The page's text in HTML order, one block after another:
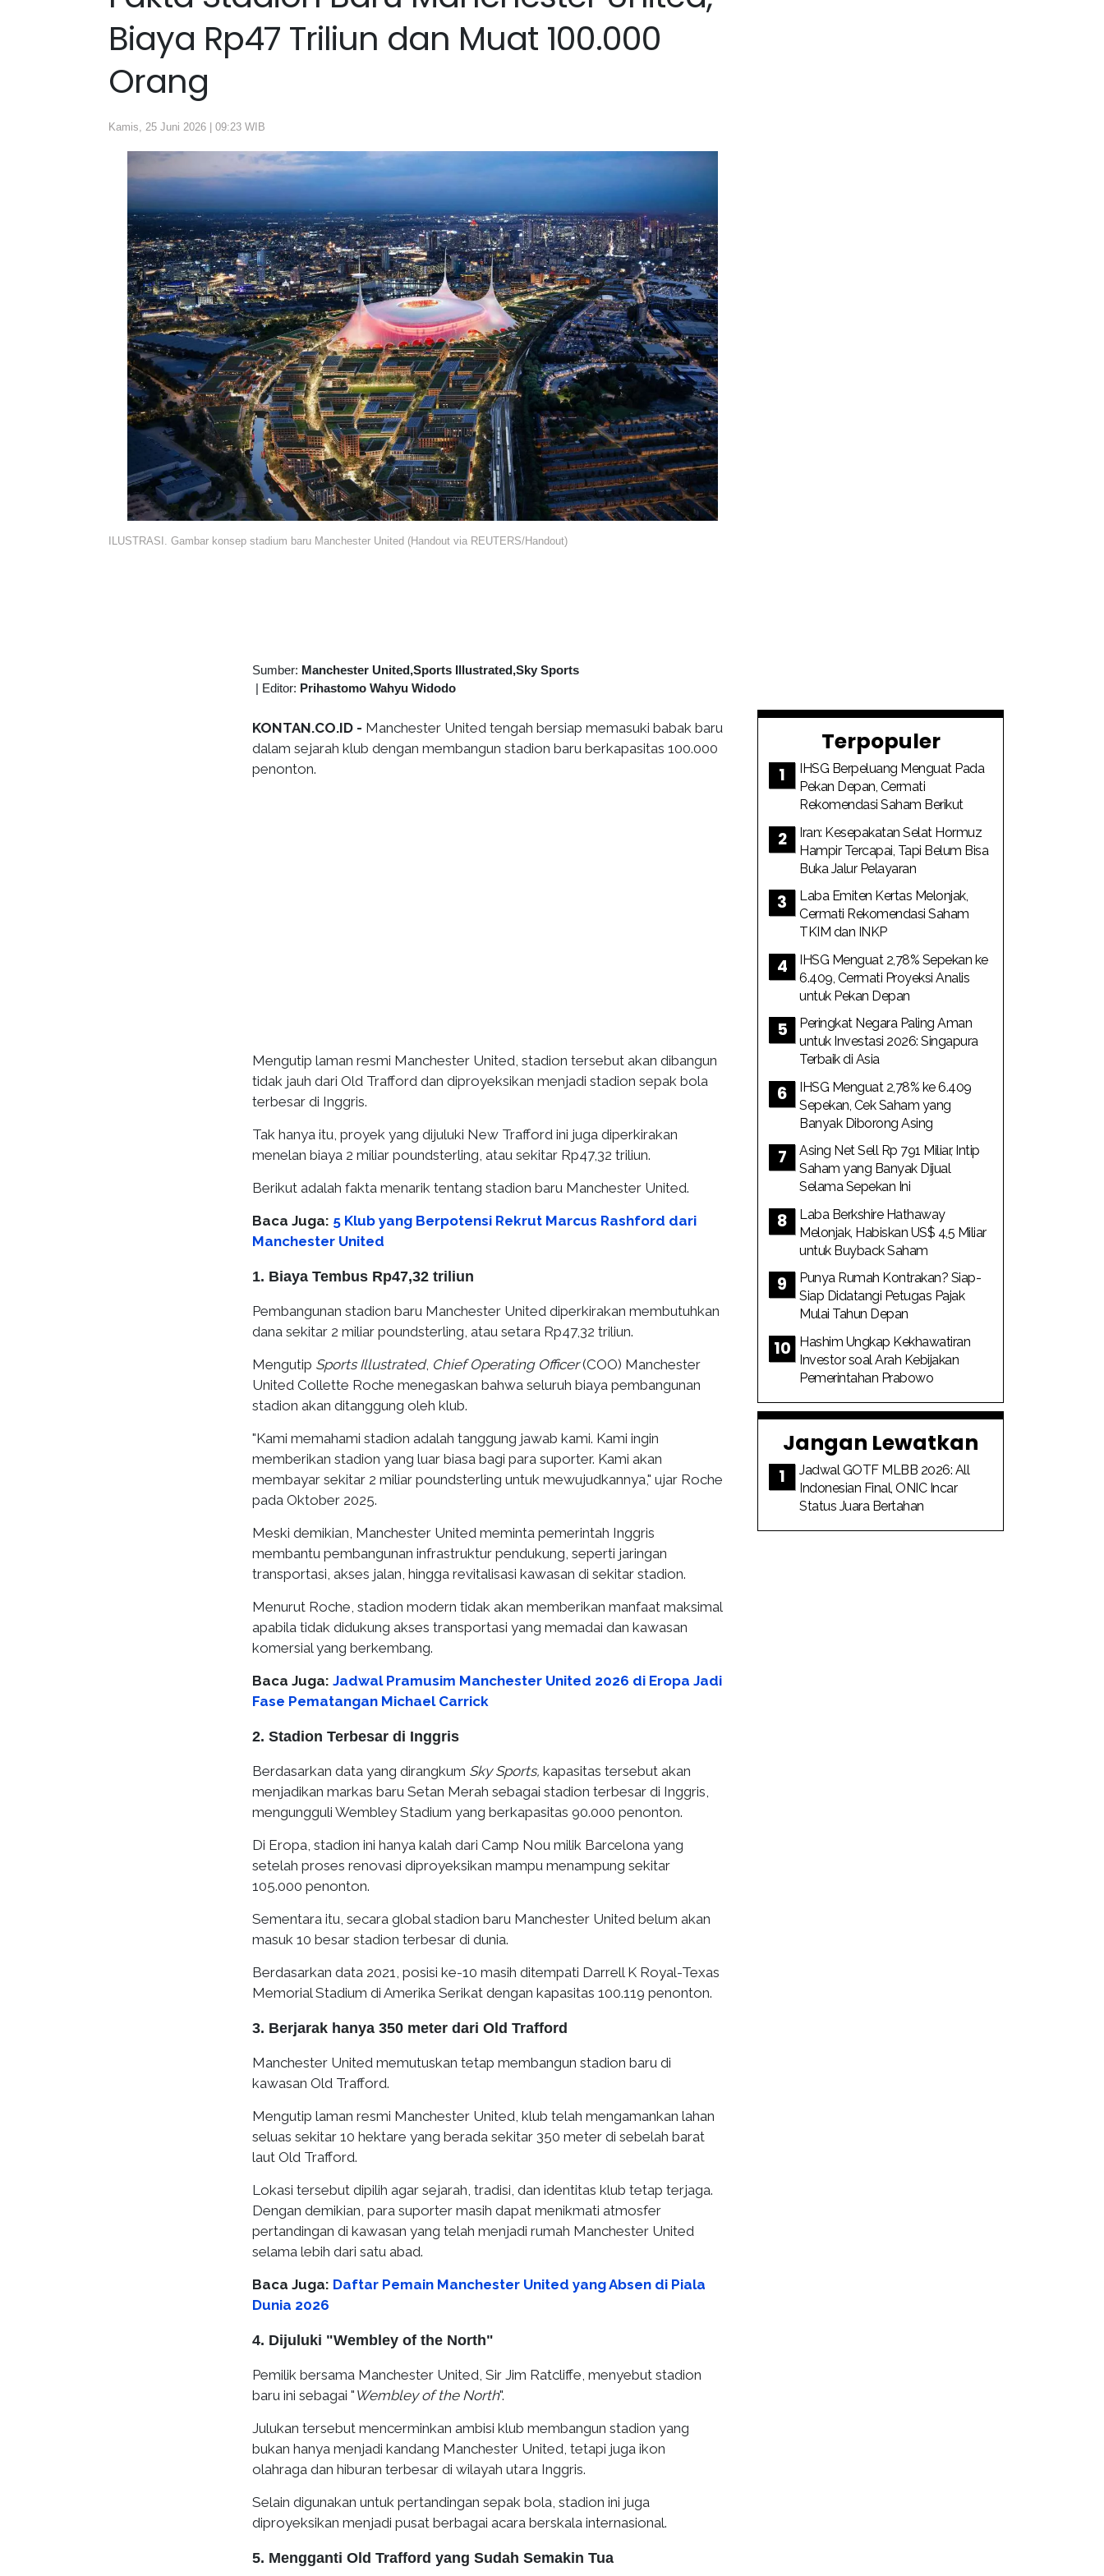
Biaya Rp47 Triliun dan Muat 100.000
Orang
Kamis, 25 Juni 2026 | 09:23 WIB
ILUSTRASI. Gambar konsep stadium baru Manchester United (Handout via REUTERS/Handout)
Sumber: Manchester United,Sports Illustrated,Sky Sports
| Editor: Prihastomo Wahyu Widodo
KONTAN.CO.ID - Manchester United tengah bersiap memasuki babak baru
dalam sejarah klub dengan membangun stadion baru berkapasitas 100.000
penonton.
Mengutip laman resmi Manchester United, stadion tersebut akan dibangun
tidak jauh dari Old Trafford dan diproyeksikan menjadi stadion sepak bola
terbesar di Inggris.
Tak hanya itu, proyek yang dijuluki New Trafford ini juga diperkirakan
menelan biaya 2 miliar poundsterling, atau sekitar Rp47,32 triliun.
Berikut adalah fakta menarik tentang stadion baru Manchester United.
Baca Juga: 5 Klub yang Berpotensi Rekrut Marcus Rashford dari
Manchester United
1. Biaya Tembus Rp47,32 triliun
Pembangunan stadion baru Manchester United diperkirakan membutuhkan
dana sekitar 2 miliar poundsterling, atau setara Rp47,32 triliun.
Mengutip Sports Illustrated, Chief Operating Officer(COO) Manchester
United Collette Roche menegaskan bahwa seluruh biaya pembangunan
stadion akan ditanggung oleh klub.
"Kami memahami stadion adalah tanggung jawab kami. Kami ingin
memberikan stadion yang luar biasa bagi para suporter. Kami akan
membayar sekitar 2 miliar poundsterling untuk mewujudkannya," ujar Roche
pada Oktober 2025.
Meski demikian, Manchester United meminta pemerintah Inggris
membantu pembangunan infrastruktur pendukung, seperti jaringan
transportasi, akses jalan, hingga revitalisasi kawasan di sekitar stadion.
Menurut Roche, stadion modern tidak akan memberikan manfaat maksimal
apabila tidak didukung akses transportasi yang memadai dan kawasan
komersial yang berkembang.
Baca Juga: Jadwal Pramusim Manchester United 2026 di Eropa Jadi
Fase Pematangan Michael Carrick
2. Stadion Terbesar di Inggris
Berdasarkan data yang dirangkum Sky Sports, kapasitas tersebut akan
menjadikan markas baru Setan Merah sebagai stadion terbesar di Inggris,
mengungguli Wembley Stadium yang berkapasitas 90.000 penonton.
Di Eropa, stadion ini hanya kalah dari Camp Nou milik Barcelona yang
setelah proses renovasi diproyeksikan mampu menampung sekitar
105.000 penonton.
Sementara itu, secara global stadion baru Manchester United belum akan
masuk 10 besar stadion terbesar di dunia.
Berdasarkan data 2021, posisi ke-10 masih ditempati Darrell K Royal-Texas
Memorial Stadium di Amerika Serikat dengan kapasitas 100.119 penonton.
3. Berjarak hanya 350 meter dari Old Trafford
Manchester United memutuskan tetap membangun stadion baru di
kawasan Old Trafford.
Mengutip laman resmi Manchester United, klub telah mengamankan lahan
seluas sekitar 10 hektare yang berada sekitar 350 meter di sebelah barat
laut Old Trafford.
Lokasi tersebut dipilih agar sejarah, tradisi, dan identitas klub tetap terjaga.
Dengan demikian, para suporter masih dapat menikmati atmosfer
pertandingan di kawasan yang telah menjadi rumah Manchester United
selama lebih dari satu abad.
Baca Juga: Daftar Pemain Manchester United yang Absen di Piala
Dunia 2026
4. Dijuluki "Wembley of the North"
Pemilik bersama Manchester United, Sir Jim Ratcliffe, menyebut stadion
baru ini sebagai " Wembley of the North".
Julukan tersebut mencerminkan ambisi klub membangun stadion yang
bukan hanya menjadi kandang Manchester United, tetapi juga ikon
olahraga dan hiburan terbesar di wilayah utara Inggris.
Selain digunakan untuk pertandingan sepak bola, stadion ini juga
diproyeksikan menjadi pusat berbagai acara berskala internasional.
5. Mengganti Old Trafford yang Sudah Semakin Tua
Terpopuler
IHSG Berpeluang Menguat Pada
Pekan Depan, Cermati
Rekomendasi Saham Berikut
Iran: Kesepakatan Selat Hormuz
Hampir Tercapai, Tapi Belum Bisa
Buka Jalur Pelayaran
Laba Emiten Kertas Melonjak,
Cermati Rekomendasi Saham
TKIM dan INKP
IHSG Menguat 2,78% Sepekan ke
6.409, Cermati Proyeksi Analis
untuk Pekan Depan
Peringkat Negara Paling Aman
untuk Investasi 2026: Singapura
Terbaik di Asia
IHSG Menguat 2,78% ke 6.409
Sepekan, Cek Saham yang
Banyak Diborong Asing
Asing Net Sell Rp 791 Miliar, Intip
Saham yang Banyak Dijual
Selama Sepekan Ini
Laba Berkshire Hathaway
Melonjak, Habiskan US$ 4,5 Miliar
untuk Buyback Saham
Punya Rumah Kontrakan? Siap-
Siap Didatangi Petugas Pajak
Mulai Tahun Depan
Hashim Ungkap Kekhawatiran
Investor soal Arah Kebijakan
Pemerintahan Prabowo
Jangan Lewatkan
Jadwal GOTF MLBB 2026: All
Indonesian Final, ONIC Incar
Status Juara Bertahan